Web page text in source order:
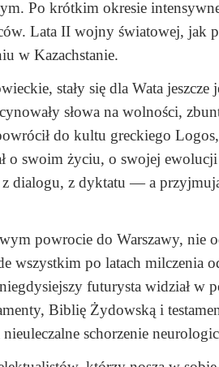
Po krótkim okresie
Lata II wojny światowej, jak
w Kazachstanie.
stały się dla Wata
słowa na wolności,
do kultu greckiego
o swoim życiu, o swojej
z dialogu, z dyktatu — a
powrocie do Warszawy, nie
wszystkim po latach milczenia
futurysta widział w
Biblię Żydowską i
schorzenie